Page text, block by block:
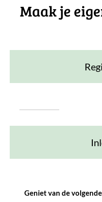
Maak je
Geniet van de